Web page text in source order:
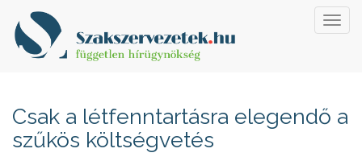
Csak a létfenntartásra elegendő a
szűkös költségvetés